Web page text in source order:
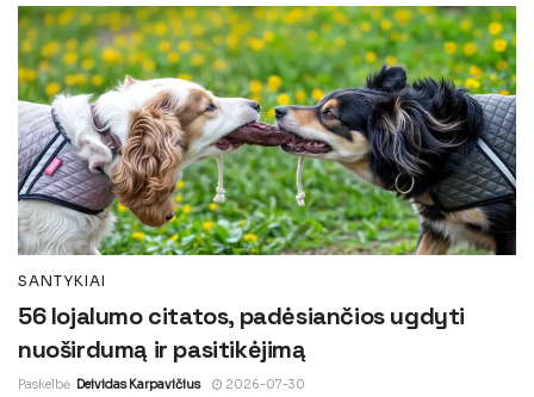
SANTYKIAI
56 lojalumo citatos, padėsiančios ugdyti
nuoširdumą ir pasitikėjimą
Paskelbė Deividas Karpavičius 2026-07-30